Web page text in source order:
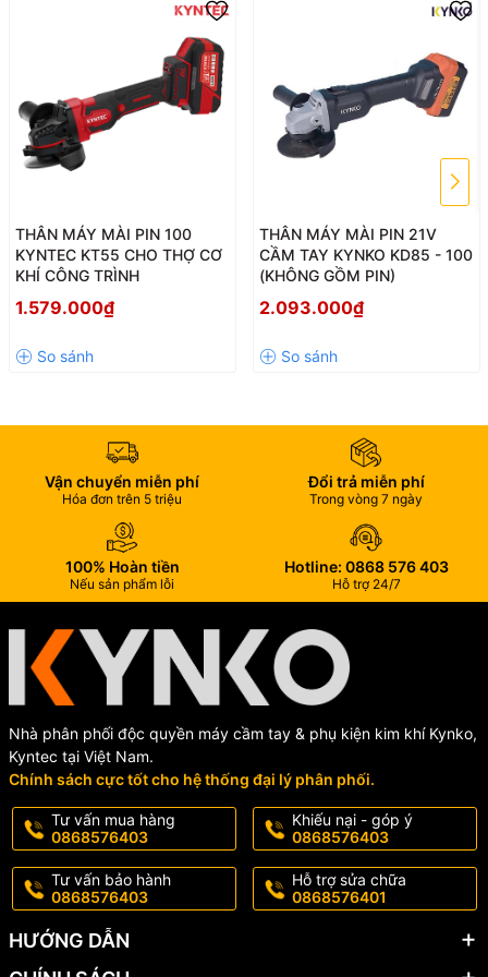
3. Gọn gàng, linh hoạt, tối ưu thao tác
dàng thao tác trong những không gian hẹp hoặc trên cao. Công tắc
bố trí trên thân (cạnh) – một lựa chọn tối ưu để tránh tình trạng
chạm nhầm hoặc thao tác khó khi đang làm việc.
2. Tốc độ cao cho hiệu suất mài mạnh mẽ
Với tốc độ không tải lên tới 11.000 vòng/phút, Kyntec KT56 đảm
bảo tốc độ mài và cắt nhanh, mượt mà trên nhiều loại vật liệu như
Kết hợp với đĩa cắt 100mm, KT56 rất phù hợp cho các công việc
đòi hỏi tính linh hoạt và độ chính xác cao như cắt gạch men, mài
THÂN MÁY MÀI PIN 100
KYNTEC KT55 CHO THỢ CƠ
KHÍ CÔNG TRÌNH
1.579.000₫
THÂN MÁY MÀI PIN 21V
CẦM TAY KYNKO KD85 - 100
(KHÔNG GỒM PIN)
2.093.000₫
Vận chuyển miễn phí
Hóa đơn trên 5 triệu
Đổi trả miễn phí
Trong vòng 7 ngày
100% Hoàn tiền
Nếu sản phẩm lỗi
Hotline: 0868 576 403
Hỗ trợ 24/7
Nhà phân phối độc quyền máy cầm tay & phụ kiện kim khí Kynko,
Kyntec tại Việt Nam.
Chính sách cực tốt cho hệ thống đại lý phân phối.
Tư vấn mua hàng
0868576403
Khiếu nại - góp ý
0868576403
Tư vấn bảo hành
0868576403
Hỗ trợ sửa chữa
0868576401
HƯỚNG DẪN